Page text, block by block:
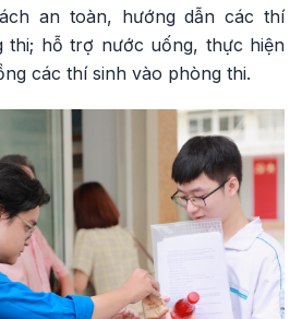
an toàn, hướng dẫn các thí
thi; hỗ trợ nước uống, thực hiện
các thí sinh vào phòng thi.